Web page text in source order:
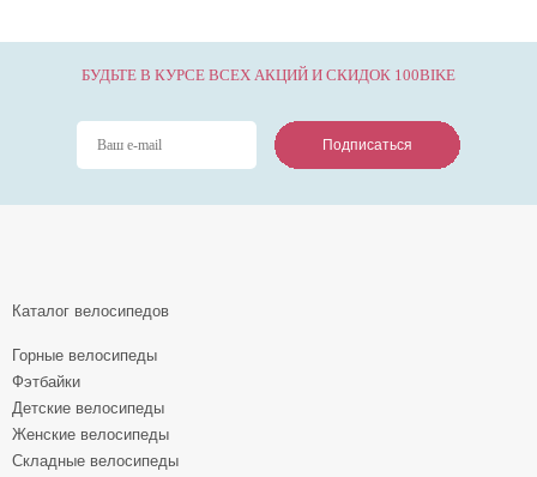
БУДЬТЕ В КУРСЕ ВСЕХ АКЦИЙ И СКИДОК 100BIKE
Подписаться
Подписаться
Подписаться
Каталог велосипедов
Горные велосипеды
Фэтбайки
Детские велосипеды
Женские велосипеды
Складные велосипеды